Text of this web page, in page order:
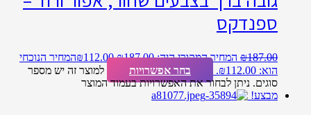
ספנדקס
₪187.00 המחיר המקורי היה: ₪187.00. ₪112.00
המחיר הנוכחי
הוא: ₪112.00.
בחר אפשרויות
למוצר זה יש מספר
סוגים. ניתן לבחור את האפשרויות בעמוד המוצר
מבצע!